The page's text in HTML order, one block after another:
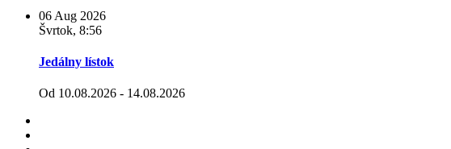
06 Aug 2026
Švrtok, 8:56
Jedálny lístok
Od 10.08.2026 - 14.08.2026